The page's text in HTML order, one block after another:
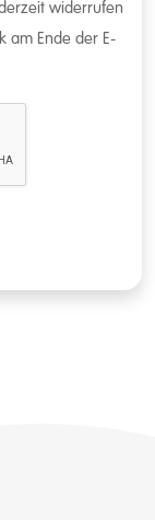
widerrufen
am Ende der E-